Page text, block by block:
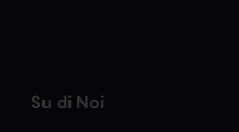
Su di Noi